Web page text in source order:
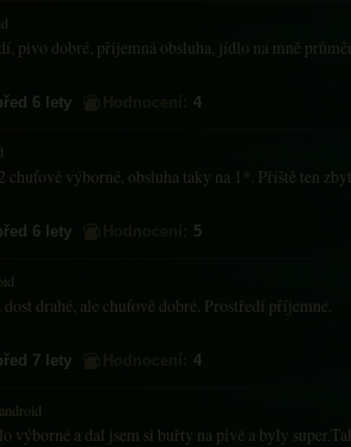
pivo dobré, příjemná obsluha, jídlo na mně
6 lety 4
chuťově výborné, obsluha taky na 1*. Příště ten
6 lety 5
drahé, ale chuťově dobré. Prostředí příjemné.
7 lety 4
android
výborné a dal jsem si buřty na pivě a byly